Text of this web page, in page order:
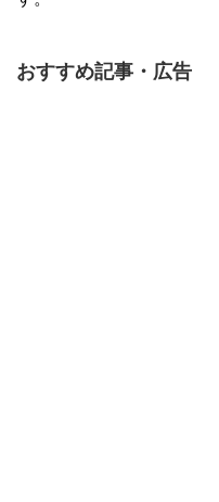
おすすめ記事・広告